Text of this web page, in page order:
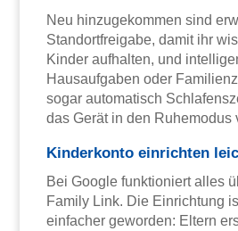
Neu hinzugekommen sind
Standortfreigabe, damit ihr
Kinder aufhalten, und
Hausaufgaben oder
sogar automatisch
das Gerät in den Ruhemodus
Kinderkonto einrichten
Bei Google funktioniert alles
Family Link. Die Einrichtung
einfacher geworden: Eltern